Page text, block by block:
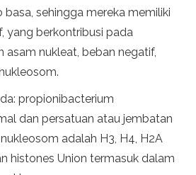
sehingga mereka memiliki
yang berkontribusi pada
asam nukleat, beban negatif,
propionibacterium
dan persatuan atau jembatan
adalah H3, H4, H2A
histones Union termasuk dalam